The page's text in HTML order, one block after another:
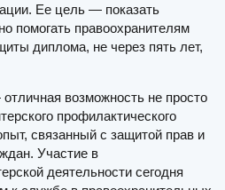
Ее цель — показать
помогать правоохранителям
диплома, не через пять лет,
возможность не просто
профилактического
связанный с защитой прав и
Участие в
деятельности сегодня